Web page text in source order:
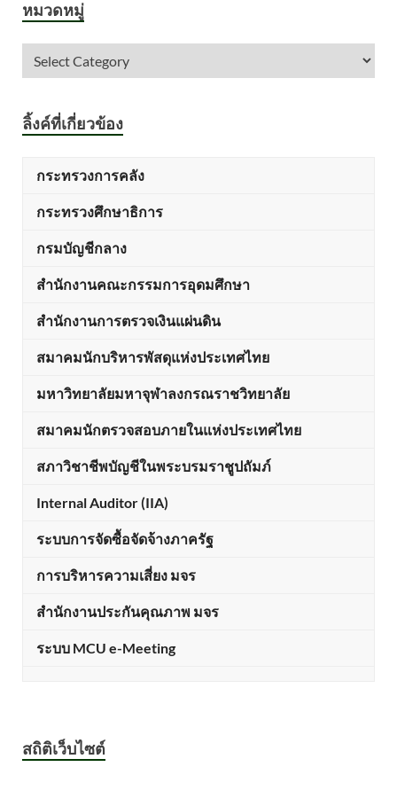
หมวดหมู่
ลิ้งค์ที่เกี่ยวข้อง
กระทรวงการคลัง
กระทรวงศึกษาธิการ
กรมบัญชีกลาง
สำนักงานคณะกรรมการอุดมศึกษา
สำนักงานการตรวจเงินแผ่นดิน
สมาคมนักบริหารพัสดุแห่งประเทศไทย
มหาวิทยาลัยมหาจุฬาลงกรณราชวิทยาลัย
สมาคมนักตรวจสอบภายในแห่งประเทศไทย
สภาวิชาชีพบัญชีในพระบรมราชูปถัมภ์
Internal Auditor (IIA)
ระบบการจัดซื้อจัดจ้างภาครัฐ
การบริหารความเสี่ยง มจร
สำนักงานประกันคุณภาพ มจร
ระบบ MCU e-Meeting
สถิติเว็บไซต์